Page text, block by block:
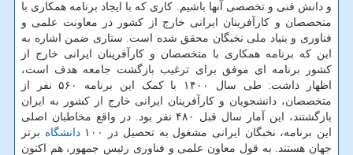
و دانش فنی و تخصصی آنها باشیم. کاری که با ایجاد برنامه همکاری با
متخصصان و کارآفرینان ایرانی خارج از کشور در معاونت علمی و
فناوری و بنیاد ملی نخبگان محقق شده است. ستاری ضمن اشاره به
این که برنامه همکاری با متخصصان و کارآفرینان ایرانی خارج از
کشور برنامه ای موفق برای ترغیب بازگشت جامعه هدف است،
اظهار داشت: طی سال ۱۴۰۰ با کمک این برنامه ۵۶۰ نفر از
متخصصان، دانشجویان و کارآفرینان ایرانی خارج از کشور به ایران
بازگشتند، این آمار سال قبل ۴۸۰ نفر بود. در واقع مخاطبان اصلی
این برنامه، نخبگان ایرانی مشغول به تحصیل در ۱۰۰
دانشگاه برتر
جهان هستند. به قول معاون علمی و فناوری رئیس جمهور، هم اکنون